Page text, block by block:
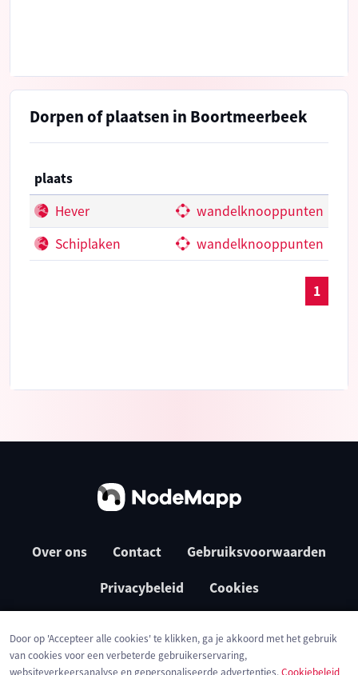
Dorpen of plaatsen in Boortmeerbeek
plaats
Hever
wandelknooppunten
Schiplaken
wandelknooppunten
1
Over ons Contact Gebruiksvoorwaarden
Privacybeleid Cookies
Door op 'Accepteer alle cookies' te klikken, ga je akkoord met het gebruik
van cookies voor een verbeterde gebruikerservaring,
websiteverkeersanalyse en gepersonaliseerde advertenties. Cookiebeleid